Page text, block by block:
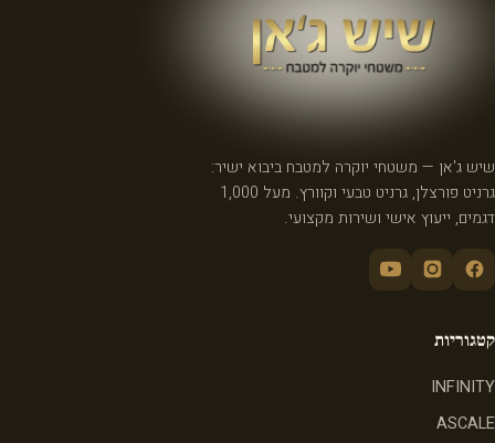
שיש ג'אן — משטחי יוקרה למטבח ביבוא ישיר:
גרניט פורצלן, גרניט טבעי וקוורץ. מעל 1,000
דגמים, ייעוץ אישי ושירות מקצועי.
קטגוריות
INFINITY
ASCALE